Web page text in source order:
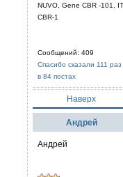
NUVO, Gene CBR -101,
CBR-1
Сообщений: 409
Спасибо сказали 111 раз
в 84 постах
Наверх
Aндрей
Андрей